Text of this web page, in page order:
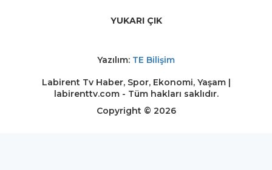
YUKARI ÇIK
Yazılım: TE Bilişim
Labirent Tv Haber, Spor, Ekonomi, Yaşam |
labirenttv.com - Tüm hakları saklıdır.
Copyright © 2026